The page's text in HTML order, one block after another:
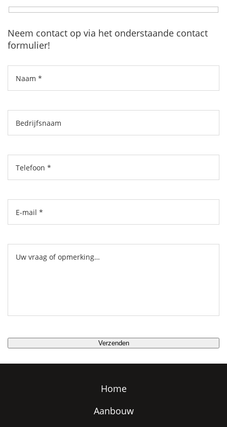
Neem contact op via het onderstaande contact
formulier!
Home
Aanbouw